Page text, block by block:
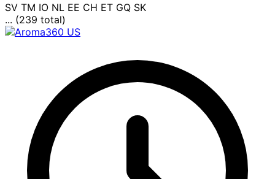
SV TM IO NL EE CH ET GQ SK
... (239 total)